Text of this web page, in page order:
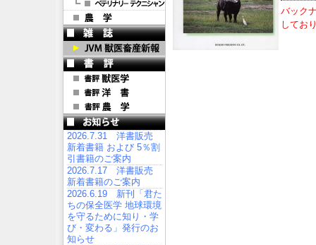
2026.7.31 洋書販売
新着書籍 および 5％割
引書籍のご案内
2026.7.17 洋書販売
新着書籍のご案内
2026.6.19 新刊「君た
ちの保全医学 地球環境
を守るために知り・学
び・変わる」発行のお
知らせ
バック
してお